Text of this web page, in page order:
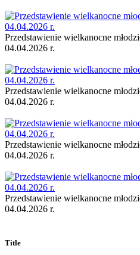
Przedstawienie wielkanocne
04.04.2026 r.
Przedstawienie wielkanocne
04.04.2026 r.
Przedstawienie wielkanocne
04.04.2026 r.
Przedstawienie wielkanocne
04.04.2026 r.
Title